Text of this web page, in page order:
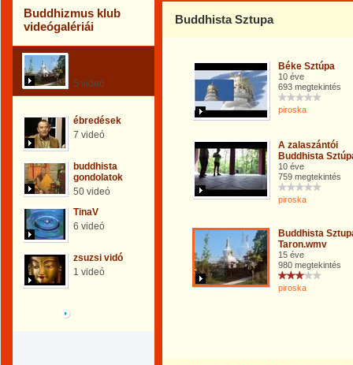
Buddhizmus klub
videógalériái
5 videó
ébredések
7 videó
buddhista
gondolatok
50 videó
TinaV
6 videó
zsuzsi vidó
1 videó
Buddhista Sztupa
Béke Sztúpa
10 éve
693 megtekintés
piroska
A zalaszántói
Buddhista
10 éve
759 megtekintés
piroska
Buddhista
Taron.wmv
15 éve
980 megtekintés
piroska